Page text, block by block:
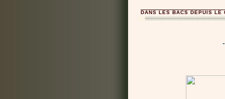
DANS LES BACS DEPUIS LE